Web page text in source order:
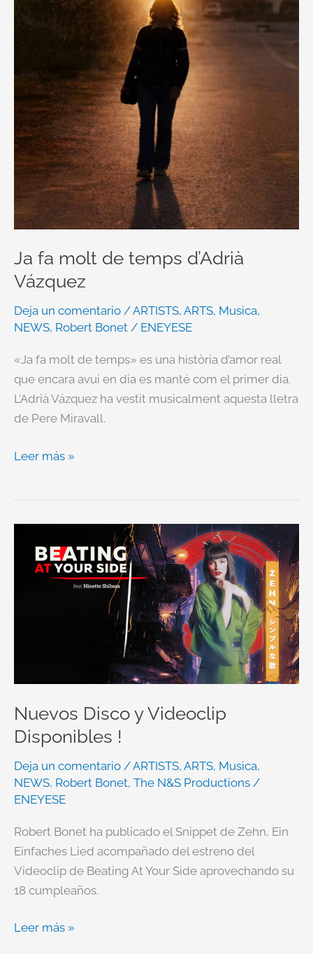
Ja fa molt de temps d’Adrià
Vázquez
Deja un comentario /ARTISTS, ARTS, Musica,
NEWS, Robert Bonet / ENEYESE
«Ja fa molt de temps» es una història d’amor real
que encara avui en dia es manté com el primer dia.
L’Adrià Vázquez ha vestit musicalment aquesta lletra
de Pere Miravall.
Leer más »
Nuevos Disco y Videoclip
Disponibles !
Deja un comentario /ARTISTS, ARTS, Musica,
NEWS, Robert Bonet, The N&S Productions /
ENEYESE
Robert Bonet ha publicado el Snippet de Zehn, Ein
Einfaches Lied acompañado del estreno del
Videoclip de Beating At Your Side aprovechando su
18 cumpleaños.
Disco
Leer más »